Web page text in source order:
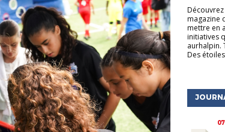
magazine
mettre en
initiatives
aurhalpin.
Des